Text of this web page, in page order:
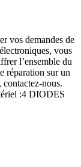
vos demandes de
vous
l’ensemble du
réparation sur un
nous.
:4 DIODES